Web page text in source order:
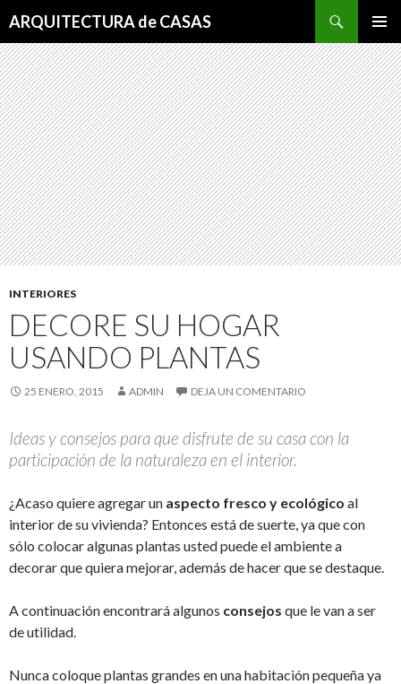
ARQUITECTURA de CASAS
MENÚ
AL
CONTENIDO
INTERIORES
DECORE SU HOGAR
USANDO PLANTAS
25 ENERO, 2015 ADMIN DEJA UN COMENTARIO
Ideas y consejos para que disfrute de su casa con la
participación de la naturaleza en el interior.
¿Acaso quiere agregar un aspecto fresco y ecológico al
interior de su vivienda? Entonces está de suerte, ya que con
sólo colocar algunas plantas usted puede el ambiente a
decorar que quiera mejorar, además de hacer que se destaque.
A continuación encontrará algunos consejos que le van a ser
de utilidad.
Nunca coloque plantas grandes en una habitación pequeña ya